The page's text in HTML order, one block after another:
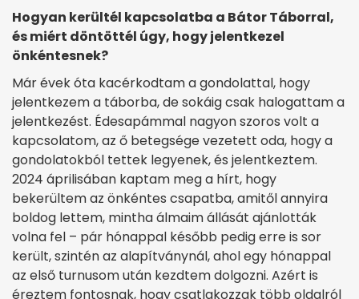
Hogyan kerültél kapcsolatba a Bátor Táborral,
és miért döntöttél úgy, hogy jelentkezel
önkéntesnek?
Már évek óta kacérkodtam a gondolattal, hogy
jelentkezem a táborba, de sokáig csak halogattam a
jelentkezést. Édesapámmal nagyon szoros volt a
kapcsolatom, az ő betegsége vezetett oda, hogy a
gondolatokból tettek legyenek, és jelentkeztem.
2024 áprilisában kaptam meg a hírt, hogy
bekerültem az önkéntes csapatba, amitől annyira
boldog lettem, mintha álmaim állását ajánlották
volna fel – pár hónappal később pedig erre is sor
került, szintén az alapítványnál, ahol egy hónappal
az első turnusom után kezdtem dolgozni. Azért is
éreztem fontosnak, hogy csatlakozzak több oldalról